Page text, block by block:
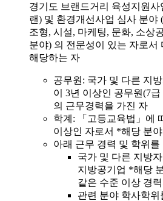
경기도 브랜드거리 육성지원
랜) 및 환경개선사업 심사 분야
조형, 시설, 마케팅, 문화, 소상
분야) 의 전문성이 있는 자로서
해당하는 자
공무원: 국가 및 다른 지
이 3년 이상인 공무원(7
의 근무경력을 가진 자
학계: 「고등교육법」에
이상인 자로서 *해당 분
아래 근무 경력 및 학위
국가 및 다른 지방
지방공기업 *해당
같은 수준 이상 경
관련 분야 학사학